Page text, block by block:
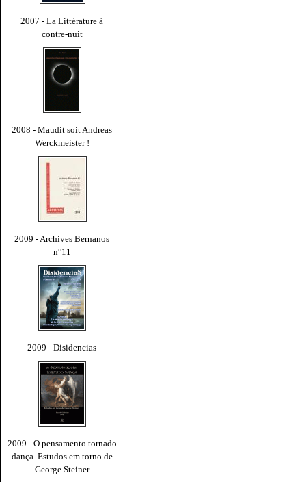
2007 - La Littérature à
contre-nuit
2008 - Maudit soit Andreas
Werckmeister !
2009 - Archives Bernanos
n°11
2009 - Disidencias
2009 - O pensamento tornado
dança. Estudos em torno de
George Steiner